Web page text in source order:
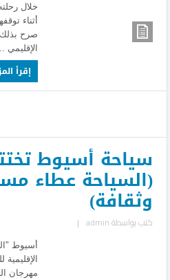
خلال
أثناء
صرح بذلك
الإقليمي ...
إقرأ
سياحة أسيوط
(السياحة عطاء
وثقافة)
كتب بواسطةadmin
|
أسيوط
مهرجان